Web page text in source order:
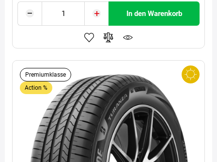
In den Warenkorb
Premiumklasse
Action %